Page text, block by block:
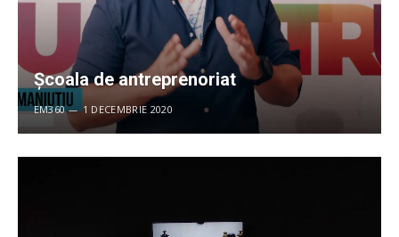
Şcoala de antreprenoriat
EM360 1 DECEMBRIE 2020